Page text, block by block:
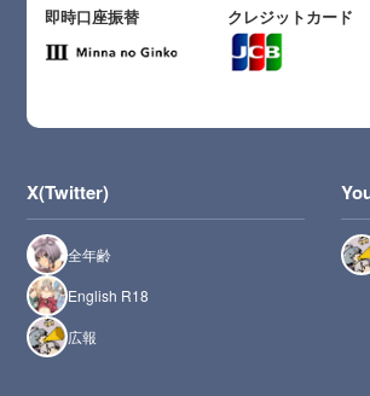
即時口座振替 クレジットカード
X(Twitter)
全年齢
English R18
広報